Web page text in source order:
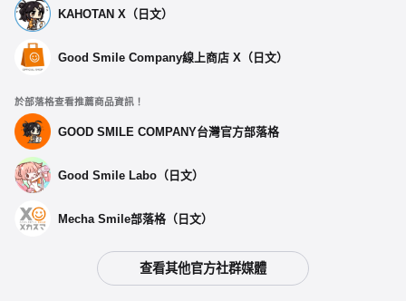
KAHOTAN X（日文）
Good Smile Company線上商店 X（日文）
於部落格查看推薦商品資訊！
GOOD SMILE COMPANY台灣官方部落格
Good Smile Labo（日文）
Mecha Smile部落格（日文）
查看其他官方社群媒體